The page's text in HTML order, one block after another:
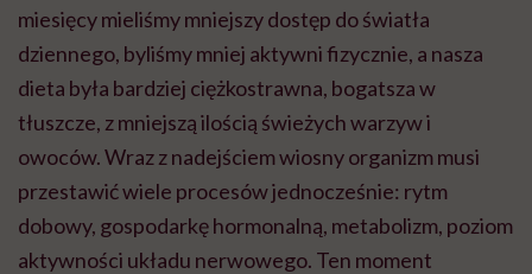
miesięcy mieliśmy mniejszy dostęp do światła
dziennego, byliśmy mniej aktywni fizycznie, a nasza
dieta była bardziej ciężkostrawna, bogatsza w
tłuszcze, z mniejszą ilością świeżych warzyw i
owoców. Wraz z nadejściem wiosny organizm musi
przestawić wiele procesów jednocześnie: rytm
dobowy, gospodarkę hormonalną, metabolizm, poziom
aktywności układu nerwowego. Ten moment